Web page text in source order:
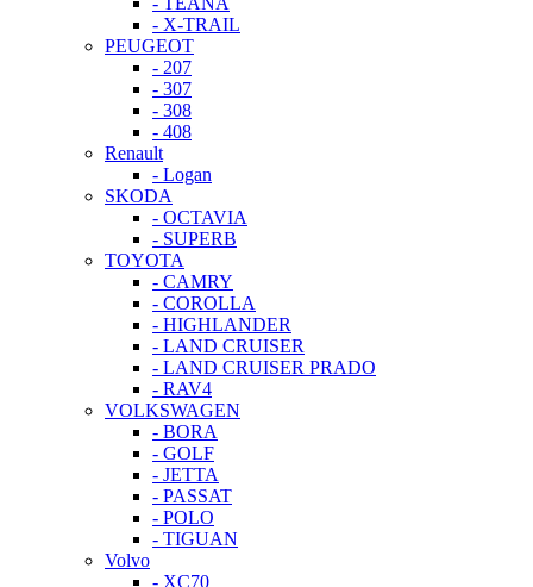
- X-TRAIL
PEUGEOT
- 207
- 307
- 308
- 408
Renault
- Logan
SKODA
- OCTAVIA
- SUPERB
TOYOTA
- CAMRY
- COROLLA
- HIGHLANDER
- LAND CRUISER
- LAND CRUISER PRADO
- RAV4
VOLKSWAGEN
- BORA
- GOLF
- JETTA
- PASSAT
- POLO
- TIGUAN
Volvo
- XC70